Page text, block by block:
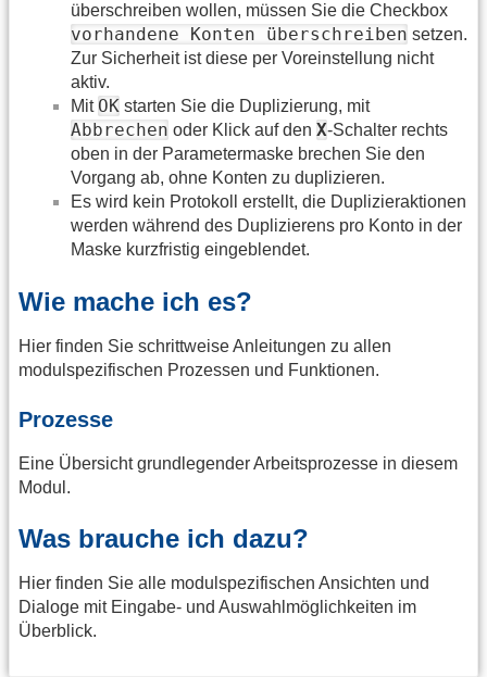
überschreiben wollen, müssen Sie die Checkbox
vorhandene Konten überschreiben setzen.
Zur Sicherheit ist diese per Voreinstellung nicht
aktiv.
Mit OK starten Sie die Duplizierung, mit
Abbrechen oder Klick auf den X-Schalter rechts
oben in der Parametermaske brechen Sie den
Vorgang ab, ohne Konten zu duplizieren.
Es wird kein Protokoll erstellt, die Duplizieraktionen
werden während des Duplizierens pro Konto in der
Maske kurzfristig eingeblendet.
Wie mache ich es?
Hier finden Sie schrittweise Anleitungen zu allen
modulspezifischen Prozessen und Funktionen.
Prozesse
Eine Übersicht grundlegender Arbeitsprozesse in diesem
Modul.
Was brauche ich dazu?
Hier finden Sie alle modulspezifischen Ansichten und
Dialoge mit Eingabe- und Auswahlmöglichkeiten im
Überblick.